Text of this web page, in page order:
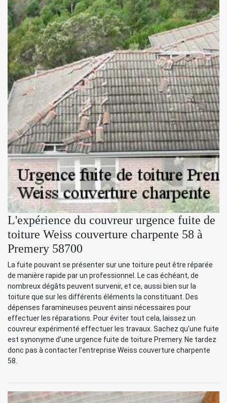
L'expérience du couvreur urgence fuite de
toiture Weiss couverture charpente 58 à
Premery 58700
La fuite pouvant se présenter sur une toiture peut être réparée
de manière rapide par un professionnel. Le cas échéant, de
nombreux dégâts peuvent survenir, et ce, aussi bien sur la
toiture que sur les différents éléments la constituant. Des
dépenses faramineuses peuvent ainsi nécessaires pour
effectuer les réparations. Pour éviter tout cela, laissez un
couvreur expérimenté effectuer les travaux. Sachez qu'une fuite
est synonyme d'une urgence fuite de toiture Premery. Ne tardez
donc pas à contacter l'entreprise Weiss couverture charpente
58.